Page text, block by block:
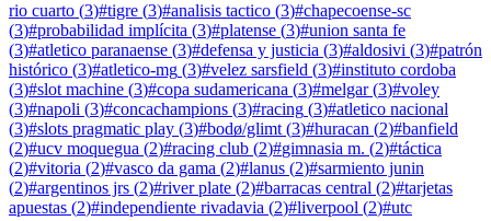
rio cuarto (3)#tigre (3)#analisis tactico (3)#chapecoense-sc
(3)#probabilidad implícita (3)#platense (3)#union santa fe
(3)#atletico paranaense (3)#defensa y justicia (3)#aldosivi (3)#patrón
histórico (3)#atletico-mg (3)#velez sarsfield (3)#instituto cordoba
(3)#slot machine (3)#copa sudamericana (3)#melgar(3)#voley
(3)#napoli (3)#concachampions (3)#racing (3)#atletico nacional
(3)#slots pragmatic play (3)#bodø/glimt (3)#huracan (2)#banfield
(2)#ucv moquegua (2)#racing club (2)#gimnasia m. (2)#táctica
(2)#vitoria (2)#vasco da gama (2)#lanus (2)#sarmiento junin
(2)#argentinos jrs (2)#river plate (2)#barracas central (2)#tarjetas
apuestas (2)#independiente rivadavia (2)#liverpool (2)#utc